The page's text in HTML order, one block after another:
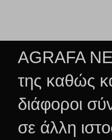
AGRAFA
της καθώς
διάφοροι
σε άλλη